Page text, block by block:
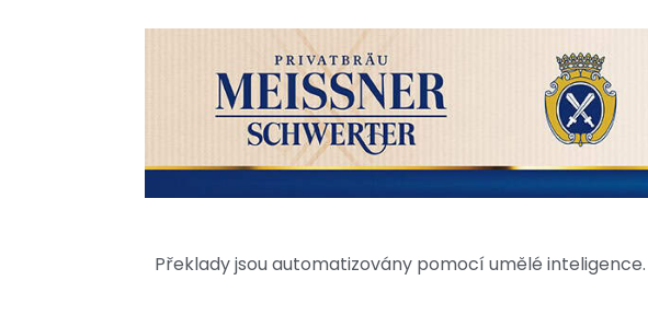
Překlady jsou automatizovány pomocí umělé